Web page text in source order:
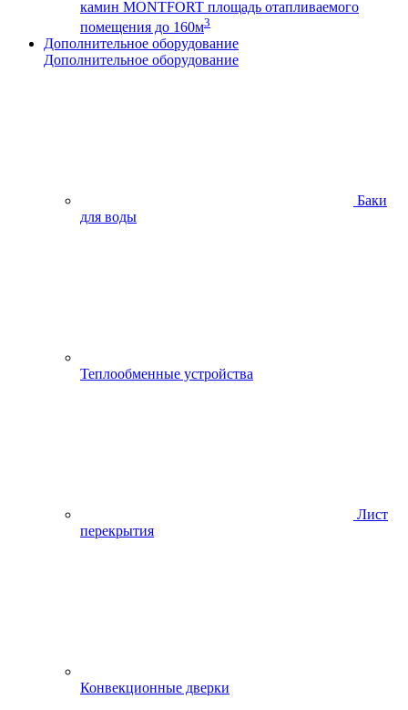
камин MONTFORT площадь отапливаемого
помещения до 160м3
Дополнительное оборудование
Дополнительное оборудование
Баки
для воды
Теплообменные устройства
Лист
перекрытия
Конвекционные дверки